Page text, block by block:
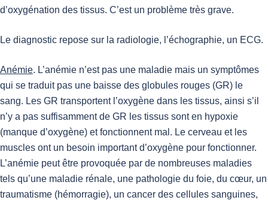
d’oxygénation des tissus. C’est un problème très grave.
Le diagnostic repose sur la radiologie, l’échographie, un ECG.
Anémie. L’anémie n’est pas une maladie mais un symptômes
qui se traduit pas une baisse des globules rouges (GR) le
sang. Les GR transportent l’oxygène dans les tissus, ainsi s’il
n’y a pas suffisamment de GR les tissus sont en hypoxie
(manque d’oxygène) et fonctionnent mal. Le cerveau et les
muscles ont un besoin important d’oxygène pour fonctionner.
L’anémie peut être provoquée par de nombreuses maladies
tels qu’une maladie rénale, une pathologie du foie, du cœur, un
traumatisme (hémorragie), un cancer des cellules sanguines,